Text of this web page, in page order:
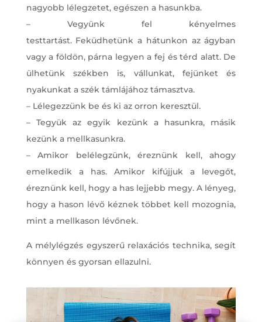
nagyobb lélegzetet, egészen a hasunkba.
– Vegyünk fel kényelmes
testtartást. Feküdhetünk a hátunkon az ágyban
vagy a földön, párna legyen a fej és térd alatt. De
ülhetünk székben is, vállunkat, fejünket és
nyakunkat a szék támlájához támasztva.
– Lélegezzünk be és ki az orron keresztül.
– Tegyük az egyik kezünk a hasunkra, másik
kezünk a mellkasunkra.
– Amikor belélegzünk, éreznünk kell, ahogy
emelkedik a has. Amikor kifújjuk a levegőt,
éreznünk kell, hogy a has lejjebb megy. A lényeg,
hogy a hason lévő kéznek többet kell mozognia,
mint a mellkason lévőnek.
A mélylégzés egyszerű relaxációs technika, segít
könnyen és gyorsan ellazulni.